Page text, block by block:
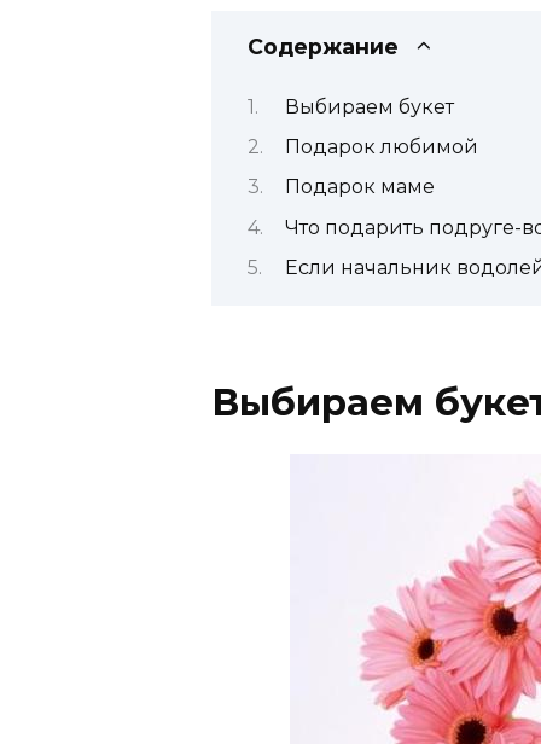
Содержание
Выбираем букет
Подарок любимой
Подарок маме
Что подарить подруге-
Если начальник
Выбираем